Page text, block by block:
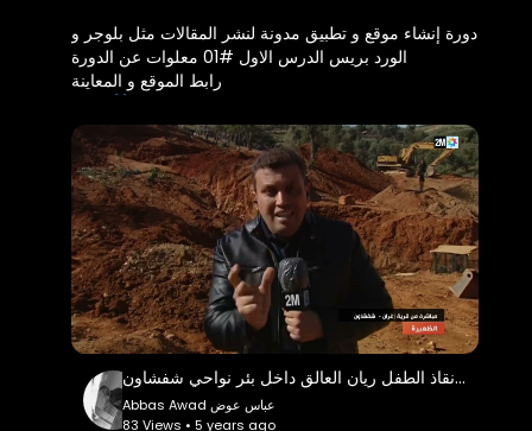
دورة إنشاء موقع و تطبيق مدونة لنشر المقالات مثل بلوجر و
الورد بريس الدرس الاول #01 معلوات عن الدورة
رابط الموقع و المعاينة
رابط الدخول إلى لوحة الإدارة
اسم المستخدم admin
كلمة السر 123456
http://abbasawad-blog.epizy.com
/admin
كيفية إستخدام الموقع و عرض الموقع و معلومات عن
الأشياء التي نتحاجها في الدورة
رابط المقال عن الدورة
https://shortest.link/3Kw1
او
http://abbasawad25.lovestoblog.com
مراسل القناة الثانية يكشف مستجدات عملية إنقاذ الطفل ريان العالق داخل بئر نواحي شفشاون
Abbas Awad عباس عوض
83 Views • 5 years ago